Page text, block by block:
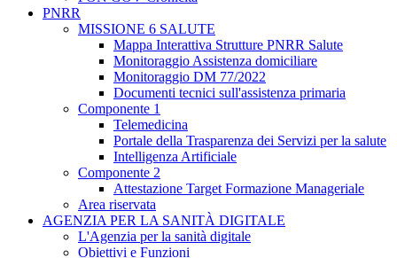
PNRR
MISSIONE 6 SALUTE
Mappa Interattiva Strutture PNRR Salute
Monitoraggio Assistenza domiciliare
Monitoraggio DM 77/2022
Documenti tecnici sull'assistenza primaria
Componente 1
Telemedicina
Portale della Trasparenza dei Servizi per la salute
Intelligenza Artificiale
Componente 2
Attestazione Target Formazione Manageriale
Area riservata
AGENZIA PER LA SANITÀ DIGITALE
L'Agenzia per la sanità digitale
Obiettivi e Funzioni